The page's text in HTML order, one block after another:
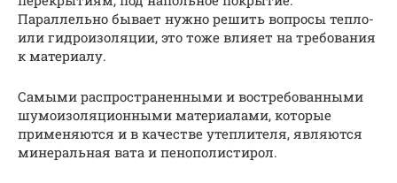
Параллельно бывает нужно решить вопросы тепло-
или гидроизоляции, это тоже влияет на требования
к материалу.
Самыми распространенными и востребованными
шумоизоляционными материалами, которые
применяются и в качестве утеплителя, являются
минеральная вата и пенополистирол.